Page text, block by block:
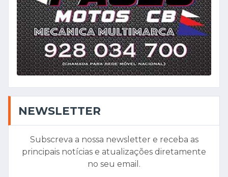
NEWSLETTER
Subscreva a nossa newsletter e receba as
principais notícias e atualizações diretamente
no seu email.